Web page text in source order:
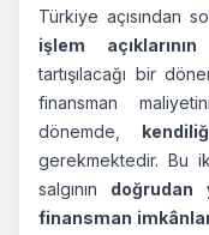
Türkiye açısından
işlem
tartışılacağı bir
finansman
dönemde,
gerekmektedir. Bu
salgının doğrudan
finansman